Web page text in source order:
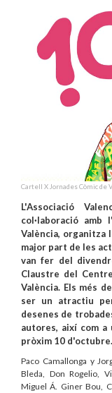
Cartell X Jornades Còmic de
L'Associació
col·laboració
València, organitza
major part de les
van fer del
Claustre del
València. Els més
ser un atractiu
desenes de
autores, així com
pròxim 10 d'octubre.
Paco Camallonga y
Bleda, Don Rogelio,
Miguel Á. Giner Bou,